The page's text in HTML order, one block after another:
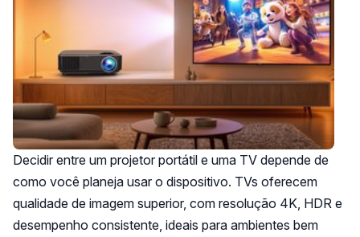
Decidir entre um projetor portátil e uma TV depende de
como você planeja usar o dispositivo. TVs oferecem
qualidade de imagem superior, com resolução 4K, HDR e
desempenho consistente, ideais para ambientes bem